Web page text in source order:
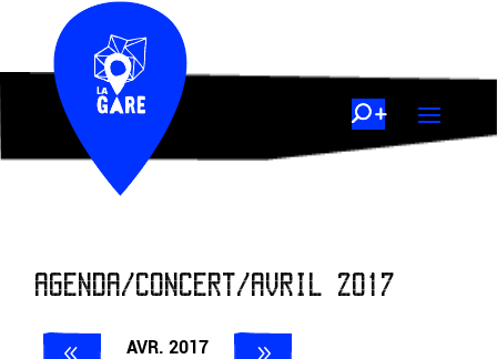
AGENDA/CONCERT/AVRIL 2017
AVR. 2017